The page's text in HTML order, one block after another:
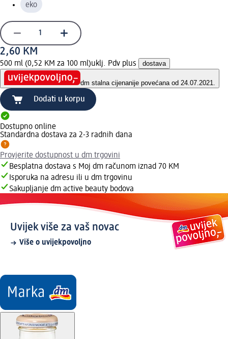
eko
2,60 KM
500 ml (0,52 KM za 100 ml)uklj. Pdv plus dostava
dm stalna cijenanije povećana od 24.07.2021.
Dodati u korpu
Dostupno online
Standardna dostava za 2-3 radnih dana
Provjerite dostupnost u dm trgovini
Besplatna dostava s Moj dm računom iznad 70 KM
Isporuka na adresu ili u dm trgovinu
Sakupljanje dm active beauty bodova
Uvijek više za vaš novac
Više o uvijekpovoljno